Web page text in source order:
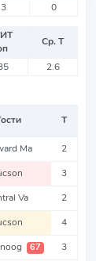
3 0
Ср. Т
2.6
Т
Ma 2
3
Va 2
4
67 3